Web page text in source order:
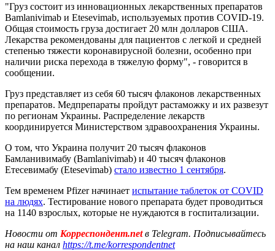
"Груз состоит из инновационных лекарственных препаратов
Bamlanivimab и Etesevimab, используемых против COVID-19.
Общая стоимость груза достигает 20 млн долларов США.
Лекарства рекомендованы для пациентов с легкой и средней
степенью тяжести коронавирусной болезни, особенно при
наличии риска перехода в тяжелую форму", - говорится в
сообщении.
Груз представляет из себя 60 тысяч флаконов лекарственных
препаратов. Медпрепараты пройдут растаможку и их развезут
по регионам Украины. Распределение лекарств
координируется Министерством здравоохранения Украины.
О том, что Украина получит 20 тысяч флаконов
Бамланивимабу (Bamlanivimab) и 40 тысяч флаконов
Етесевимабу (Etesevimab) стало известно 1 сентября.
Тем временем Pfizer начинает испытание таблеток от COVID
на людях. Тестирование нового препарата будет проводиться
на 1140 взрослых, которые не нуждаются в госпитализации.
Новости от Корреспондент.netв Telegram. Подписывайтесь
на наш канал https://t.me/korrespondentnet